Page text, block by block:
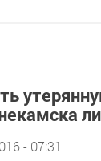
- 07:31